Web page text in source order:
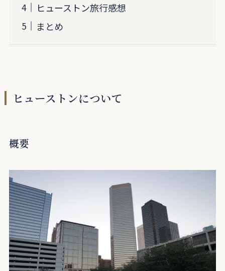
ヒューストン旅行感想
まとめ
ヒューストンについて
概要